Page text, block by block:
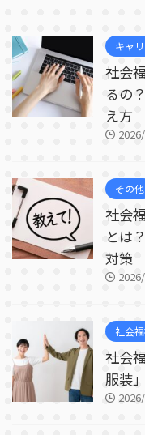
キャ
社会
るの
え方
その他
社会
とは
対策
社会
社会
服装